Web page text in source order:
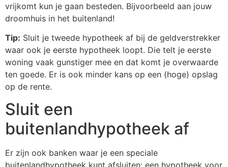
vrijkomt kun je gaan besteden. Bijvoorbeeld aan jouw
droomhuis in het buitenland!
Tip: Sluit je tweede hypotheek af bij de geldverstrekker
waar ook je eerste hypotheek loopt. Die telt je eerste
woning vaak gunstiger mee en dat komt je overwaarde
ten goede. Er is ook minder kans op een (hoge) opslag
op de rente.
Sluit een
buitenlandhypotheek af
Er zijn ook banken waar je een speciale